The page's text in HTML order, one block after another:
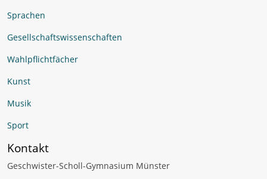
Sprachen
Gesellschaftswissenschaften
Wahlpflichtfächer
Kunst
Musik
Sport
Kontakt
Geschwister-Scholl-Gymnasium Münster